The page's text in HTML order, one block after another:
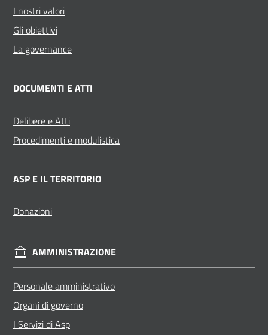
I nostri valori
Gli obiettivi
La governance
DOCUMENTI E ATTI
Delibere e Atti
Procedimenti e modulistica
ASP E IL TERRITORIO
Donazioni
AMMINISTRAZIONE
Personale amministrativo
Organi di governo
I Servizi di Asp